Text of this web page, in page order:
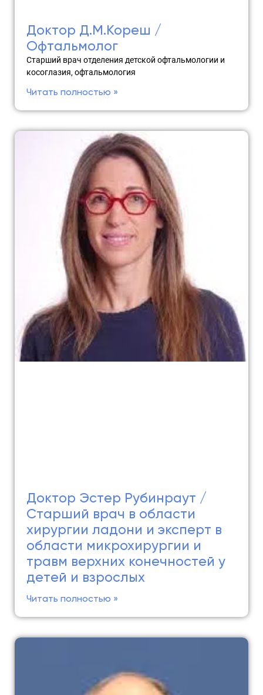
Доктор Д.М.Кореш /
Офтальмолог
Старший врач отделения детской офтальмологии и
косоглазия, офтальмология
Читать полностью »
Доктор Эстер Рубинраут /
Cтарший врач в области
хирургии ладони и эксперт в
области микрохирургии и
травм верхних конечностей у
детей и взрослых
Читать полностью »